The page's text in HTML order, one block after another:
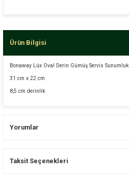
Ürün Bilgisi
Bonaway Lüx Oval Derin Gümüş Servis Sunumluk
31 cm x 22 cm
8,5 cm derinlik
Yorumlar
Taksit Seçenekleri